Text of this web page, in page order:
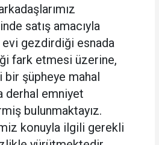
satış amacıyla
gezdirdiği esnada
fark etmesi üzerine,
bir şüpheye mahal
derhal emniyet
bulunmaktayız.
konuyla ilgili gerekli